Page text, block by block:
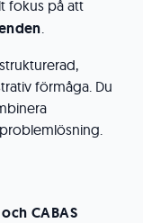
fokus på att
.
förmåga. Du
CABAS